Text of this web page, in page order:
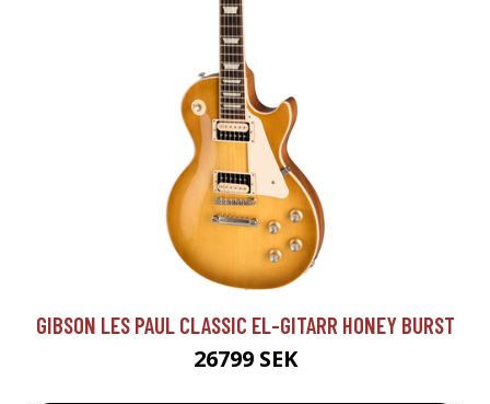
GIBSON LES PAUL CLASSIC EL-GITARR HONEY BURST
26799 SEK